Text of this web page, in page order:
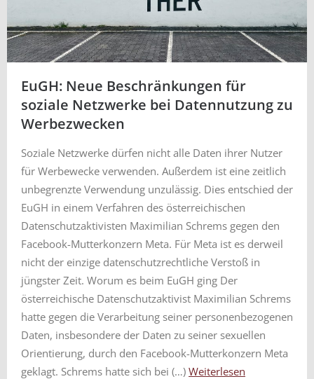
EuGH: Neue Beschränkungen für
soziale Netzwerke bei Datennutzung zu
Werbezwecken
Soziale Netzwerke dürfen nicht alle Daten ihrer Nutzer
für Werbewecke verwenden. Außerdem ist eine zeitlich
unbegrenzte Verwendung unzulässig. Dies entschied der
EuGH in einem Verfahren des österreichischen
Datenschutzaktivisten Maximilian Schrems gegen den
Facebook-Mutterkonzern Meta. Für Meta ist es derweil
nicht der einzige datenschutzrechtliche Verstoß in
jüngster Zeit. Worum es beim EuGH ging Der
österreichische Datenschutzaktivist Maximilian Schrems
hatte gegen die Verarbeitung seiner personenbezogenen
Daten, insbesondere der Daten zu seiner sexuellen
Orientierung, durch den Facebook-Mutterkonzern Meta
geklagt. Schrems hatte sich bei (…) Weiterlesen